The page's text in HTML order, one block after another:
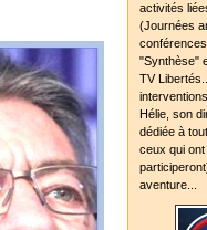
activités
(Journées
"Synthèse"
TV
Hélie, son
dédiée à
ceux qui
aventure...